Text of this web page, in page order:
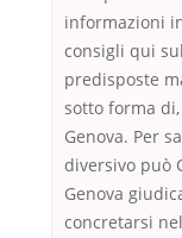
informazioni
consigli qui
predisposte
sotto forma
Genova. Per
diversivo può
Genova
concretarsi